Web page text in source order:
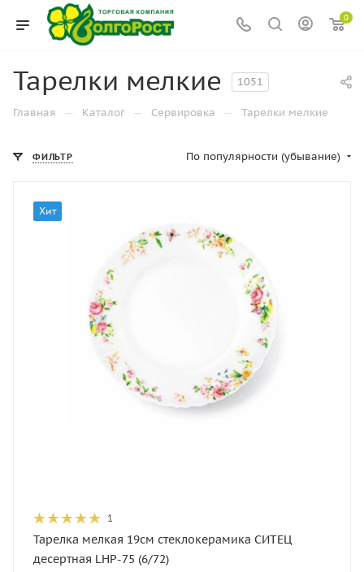
0
Тарелки мелкие 1051
Главная — Каталог — Сервировка — Тарелки мелкие
ФИЛЬТР По популярности (убывание)
Хит
1
Тарелка мелкая 19см стеклокерамика СИТЕЦ
десертная LHP-75 (6/72)